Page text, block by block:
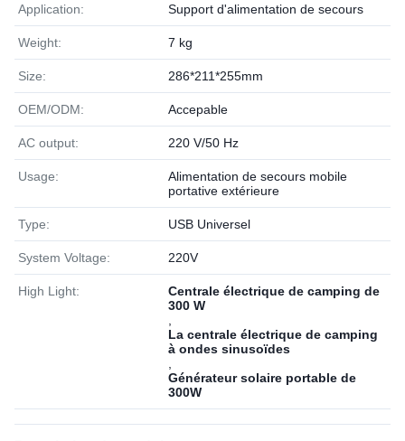
Application: Support d'alimentation de secours
Weight: 7 kg
Size: 286*211*255mm
OEM/ODM: Accepable
AC output: 220 V/50 Hz
Usage:
Alimentation de secours mobile
portative extérieure
Type: USB Universel
System Voltage: 220V
High Light:
Centrale électrique de camping de
300 W
La centrale électrique de camping
à ondes sinusoïdes
Générateur solaire portable de
300W